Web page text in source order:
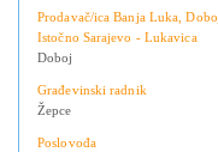
Prodavač/ica Banja Luka,
Istočno Sarajevo - Lukavica
Doboj
Građevinski radnik
Žepce
Poslovođa